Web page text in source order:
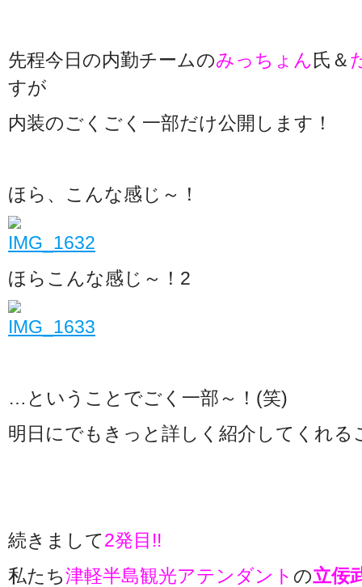
先程今日の内勤チームのみっちょん氏＆
すが
内装のごくごく一部だけ公開します！
ほら、こんな感じ～！
ほらこんな感じ～！2
…ということでごく一部～！(笑)
明日にでもきっと詳しく紹介してくれる
続きまして2発目!!
私たち津軽半島観光アテンダント の立佞